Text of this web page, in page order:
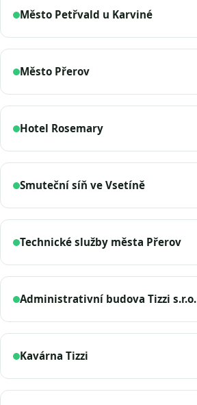
Město Petřvald u Karviné
Město Přerov
Hotel Rosemary
Smuteční síň ve Vsetíně
Technické služby města Přerov
Administrativní budova Tizzi s.r.o.
Kavárna Tizzi